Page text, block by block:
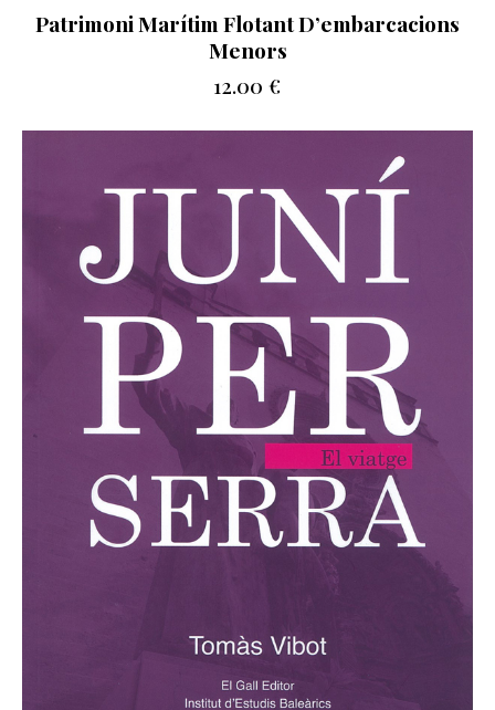
Patrimoni Marítim Flotant D’embarcacions
Menors
12.00 €